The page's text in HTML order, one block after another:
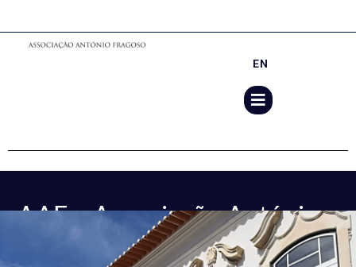
EN
AAF – Associação António
Fragoso